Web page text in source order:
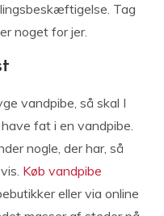
Tag
noget for jer.
vandpibe, så skal I
fat i en vandpibe.
nogle, der har, så
Køb vandpibe
eller via online